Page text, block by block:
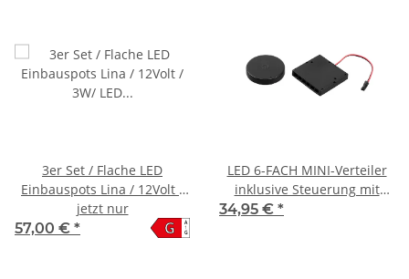
3er Set / Flache LED
Einbauspots Lina / 12Volt /
Netzkabel mit
jetzt nur
57,00 € * A
↑
G
G
LED 6-FACH MINI-Verteiler
inklusive Steuerung mit
Funk-Fernbedieung
34,95 € *